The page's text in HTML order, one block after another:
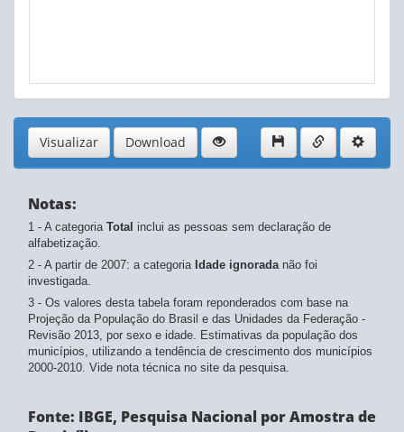
Visualizar Download
Notas:
1 - A categoria Total inclui as pessoas sem declaração de
alfabetização.
2 - A partir de 2007: a categoria Idade ignoradanão foi
investigada.
3 - Os valores desta tabela foram reponderados com base na
Projeção da População do Brasil e das Unidades da Federação -
Revisão 2013, por sexo e idade. Estimativas da população dos
municípios, utilizando a tendência de crescimento dos municípios
2000-2010. Vide nota técnica no site da pesquisa.
Fonte: IBGE, Pesquisa Nacional por Amostra de